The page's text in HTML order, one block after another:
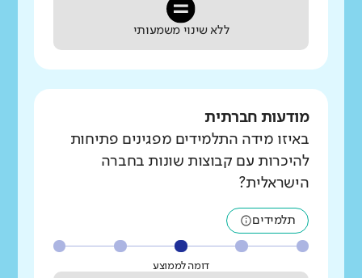
ללא שינוי משמעותי
מודעות חברתית
באיזו מידה התלמידים מפגינים פתיחות
להיכרות עם קבוצות שונות בחברה
הישראלית?
תלמידים
דומה לממוצע